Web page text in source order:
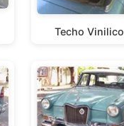
Techo Vinilico